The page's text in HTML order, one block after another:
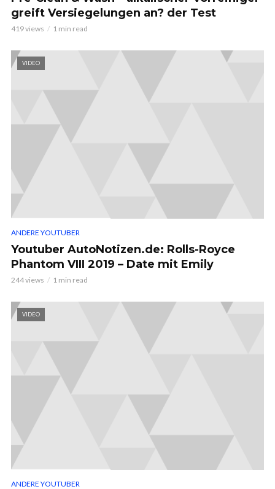
greift Versiegelungen an? der Test
419 views 1 min read
VIDEO
ANDERE YOUTUBER
Youtuber AutoNotizen.de: Rolls-Royce
Phantom VIII 2019 – Date mit Emily
244 views 1 min read
VIDEO
ANDERE YOUTUBER